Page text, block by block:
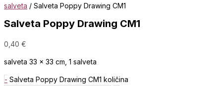
salveta / Salveta Poppy Drawing CM1
Salveta Poppy Drawing CM1
0,40 €
salveta 33 x 33 cm, 1 salveta
- Salveta Poppy Drawing CM1 količina